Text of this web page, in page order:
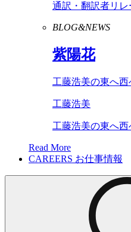
通訳・翻訳者リレ
BLOG&NEWS
紫陽花
工藤浩美の東へ西
工藤浩美
工藤浩美の東へ西
Read More
CAREERS お仕事情報